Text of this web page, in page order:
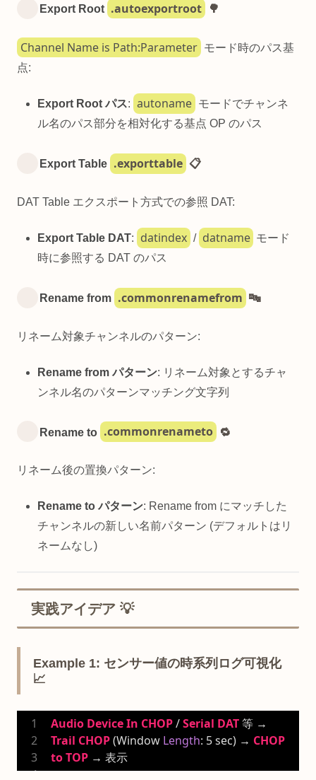
Export Root .autoexportroot 🌳
Channel Name is Path:Parameter
モード時のパス基
点:
Export Root パス: autoname モードでチャンネ
ル名のパス部分を相対化する基点 OP のパス
Export Table .exporttable 📋
DAT Table エクスポート方式での参照 DAT:
Export Table DAT: datindex / datname モード
時に参照する DAT のパス
Rename from .commonrenamefrom 🔤
リネーム対象チャンネルのパターン:
Rename from パターン: リネーム対象とするチャ
ンネル名のパターンマッチング文字列
Rename to .commonrenameto 🔁
リネーム後の置換パターン:
Rename to パターン: Rename from にマッチした
チャンネルの新しい名前パターン (デフォルトはリ
ネームなし)
実践アイデア 💡
Example 1: センサー値の時系列ログ可視化
📈
Audio DeviceIn CHOP / Serial DAT
Trail CHOP (Window Length: 5 sec) → CHOP
toTOP → 表示